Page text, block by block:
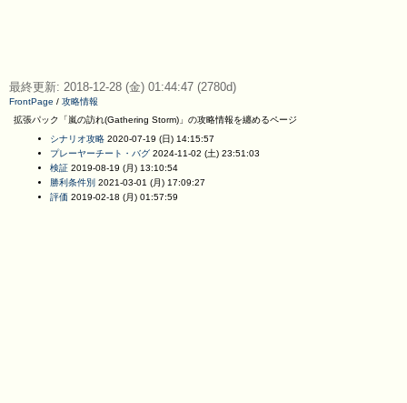
最終更新: 2018-12-28 (金) 01:44:47 (2780d)
FrontPage / 攻略情報
拡張パック「嵐の訪れ(Gathering Storm)」の攻略情報を纏めるページ
シナリオ攻略 2020-07-19 (日) 14:15:57
プレーヤーチート・バグ 2024-11-02 (土) 23:51:03
検証 2019-08-19 (月) 13:10:54
勝利条件別 2021-03-01 (月) 17:09:27
評価 2019-02-18 (月) 01:57:59